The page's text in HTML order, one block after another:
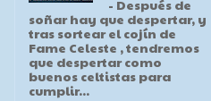
- Después de
soñar hay que despertar, y
tras sortear el cojín de
Fame Celeste , tendremos
que despertar como
buenos celtistas para
cumplir...